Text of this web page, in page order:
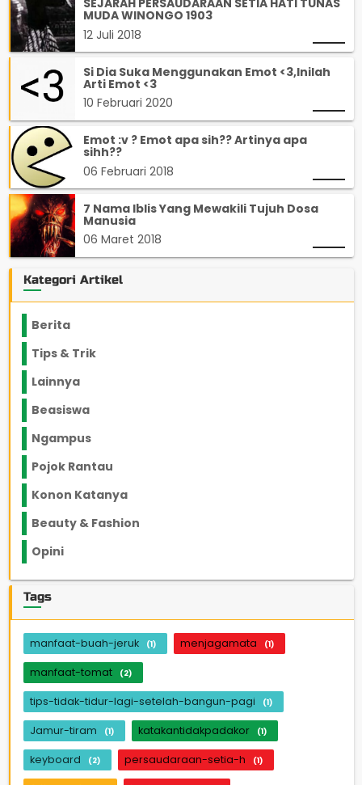
SEJARAH PERSAUDARAAN SETIA HATI TUNAS
MUDA WINONGO 1903
12 Juli 2018
Si Dia Suka Menggunakan Emot <3,Inilah
Arti Emot <3
10 Februari 2020
Emot :v ? Emot apa sih?? Artinya apa
sihh??
06 Februari 2018
7 Nama Iblis Yang Mewakili Tujuh Dosa
Manusia
06 Maret 2018
Kategori Artikel
Berita
Tips & Trik
Lainnya
Beasiswa
Ngampus
Pojok Rantau
Konon Katanya
Beauty & Fashion
Opini
Tags
manfaat-buah-jeruk (1) menjagamata (1)
manfaat-tomat (2)
tips-tidak-tidur-lagi-setelah-bangun-pagi (1)
Jamur-tiram (1) katakantidakpadakor (1)
keyboard (2) persaudaraan-setia-h (1)